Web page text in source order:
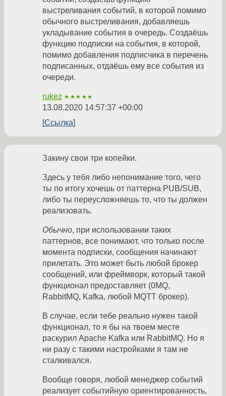
выстреливания событий, в которой помимо
обычного выстреливания, добавляешь
укладывание события в очередь. Создаёшь
функцию подписки на события, в которой,
помимо добавления подписчика в перечень
подписанных, отдаёшь ему все события из
очереди.
rukez ★★★★★
13.08.2020 14:57:37 +00:00
Ссылка
Закину свои три копейки.
Здесь у тебя либо непонимание того, чего
ты по итогу хочешь от паттерна PUB/SUB,
либо ты переусложняешь то, что ты должен
реализовать.
Обычно, при использовании таких
паттернов, все понимают, что только после
момента подписки, сообщения начинают
прилетать. Это может быть любой брокер
сообщений, или фреймворк, который такой
функционал предоставляет (0MQ,
RabbitMQ, Kafka, любой MQTT брокер).
В случае, если тебе реально нужен такой
функционал, то я бы на твоем месте
раскурил Apache Kafka или RabbitMQ. Но я
ни разу с такими настройками я там не
сталкивался.
Вообще говоря, любой менеджер событий
реализует событийную ориентированность,